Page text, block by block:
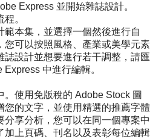
Express 並開始雜誌設計。
。
本集，並選擇一個然後進行自
您可以按照風格、產業或美學元素
設計並想要進行若干調整，請匯
中進行編輯。
使用免版稅的 Adobe Stock 圖
的文字，並使用精選的推薦字體
享分析，您可以在同一個專案中
加上頁碼、刊名以及表彰每位編輯